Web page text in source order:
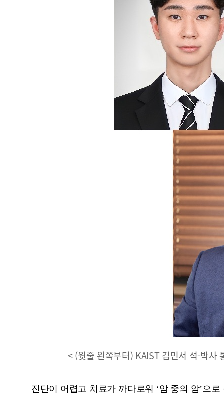
< (윗줄 왼쪽부터) KAIST 김민서 석-박
진단이 어렵고 치료가 까다로워 ‘암 중의 암’으